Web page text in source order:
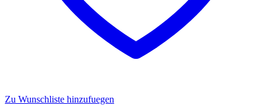
Zu Wunschliste hinzufuegen